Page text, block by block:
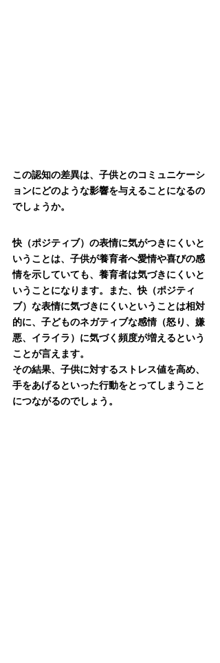
この認知の差異は、子供とのコミュニケーシ
ョンにどのような影響を与えることになるの
でしょうか。
快（ポジティブ）の表情に気がつきにくいと
いうことは、子供が養育者へ愛情や喜びの感
情を示していても、養育者は気づきにくいと
いうことになります。また、快（ポジティ
ブ）な表情に気づきにくいということは相対
的に、子どものネガティブな感情（怒り、嫌
悪、イライラ）に気づく頻度が増えるという
ことが言えます。
その結果、子供に対するストレス値を高め、
手をあげるといった行動をとってしまうこと
につながるのでしょう。